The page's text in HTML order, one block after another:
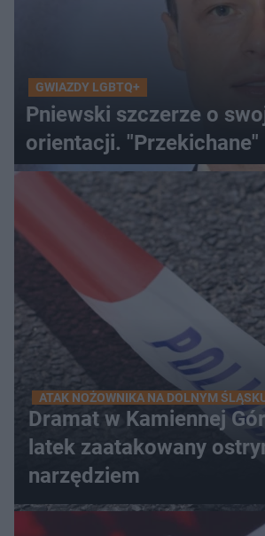
GWIAZDY LGBTQ+
Pniewski szczerze o
orientacji. "Przekichane"
ATAK NOŻOWNIKA NA DOLNYM
Dramat w Kamiennej
latek zaatakowany
narzędziem